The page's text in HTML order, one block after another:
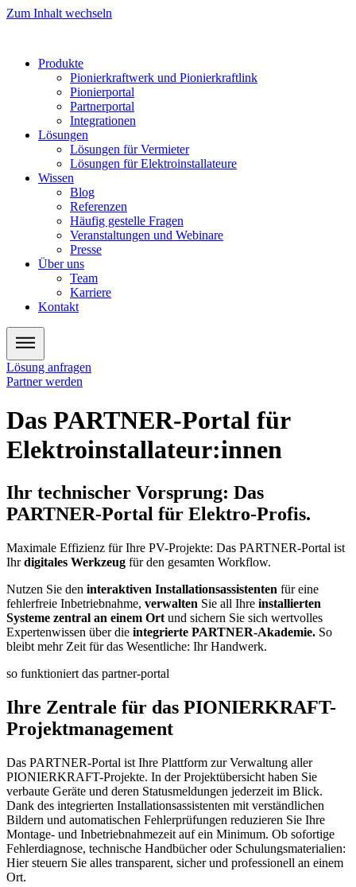
Zum Inhalt wechseln
Produkte
Pionierkraftwerk und Pionierkraftlink
Pionierportal
Partnerportal
Integrationen
Lösungen
Lösungen für Vermieter
Lösungen für Elektroinstallateure
Wissen
Blog
Referenzen
Häufig gestelle Fragen
Veranstaltungen und Webinare
Presse
Über uns
Team
Karriere
Kontakt
Lösung anfragen
Partner werden
Das PARTNER-Portal für
Elektro­installa­teur:innen
Ihr technischer Vorsprung: Das
PARTNER-Portal für Elektro-Profis.
Maximale Effizienz für Ihre PV-Projekte: Das PARTNER-Portal ist
Ihrdigitales Werkzeug für den gesamten Workflow.
Nutzen Sie den interaktiven Installationsassistenten für eine
fehlerfreie Inbetriebnahme, verwalten Sie all Ihre installierten
Systeme zentral an einem Ort und sichern Sie sich wertvolles
Expertenwissen über die integrierte PARTNER-Akademie. So
bleibt mehr Zeit für das Wesentliche: Ihr Handwerk.
so funktioniert das partner-portal
Ihre Zentrale für das PIONIERKRAFT-
Projektmanagement
Das PARTNER-Portal ist Ihre Plattform zur Verwaltung aller
PIONIERKRAFT-Projekte. In der Projektübersicht haben Sie
verbaute Geräte und deren Statusmeldungen jederzeit im Blick.
Dank des integrierten Installationsassistenten mit verständlichen
Bildern und automatischen Fehlerprüfungen reduzieren Sie Ihre
Montage- und Inbetriebnahmezeit auf ein Minimum. Ob sofortige
Fehlerdiagnose, technische Handbücher oder Schulungsmaterialien:
Hier steuern Sie alles transparent, sicher und professionell an einem
Ort.